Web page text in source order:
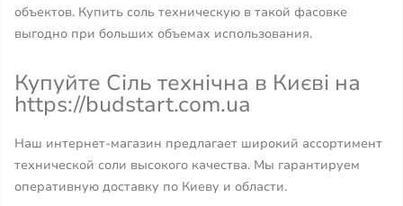
объектов. Купить соль техническую в такой фасовке
выгодно при больших объемах использования.
Купуйте Сіль технічна в Києві на
https://budstart.com.ua
Наш интернет-магазин предлагает широкий ассортимент
технической соли высокого качества. Мы гарантируем
оперативную доставку по Киеву и области.